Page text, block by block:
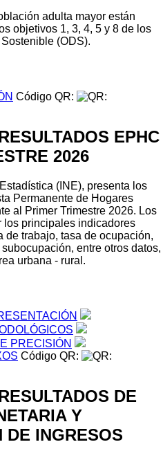
adulta mayor están
objetivos 1, 3, 4, 5 y 8 de los
(ODS).
Código QR:
EPHC
2026
(INE), presenta los
Permanente de Hogares
al Primer Trimestre 2026. Los
los principales indicadores
de trabajo, tasa de ocupación,
entre otros datos,
urbana - rural.
PRECISIÓN
Código QR:
DE
Y
DE INGRESOS